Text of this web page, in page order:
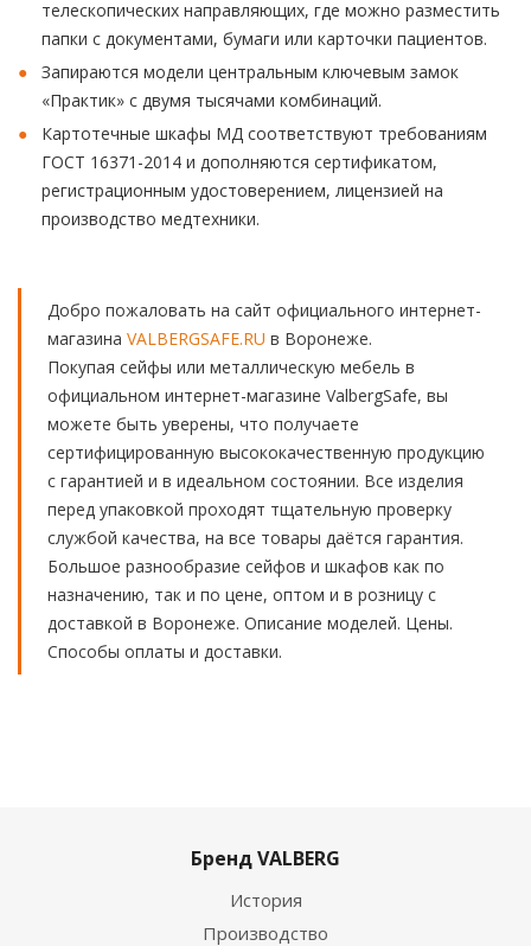
телескопических направляющих, где можно разместить
папки с документами, бумаги или карточки пациентов.
Запираются модели центральным ключевым замок
«Практик» с двумя тысячами комбинаций.
Картотечные шкафы МД соответствуют требованиям
ГОСТ 16371-2014 и дополняются сертификатом,
регистрационным удостоверением, лицензией на
производство медтехники.
Добро пожаловать на сайт официального интернет-
магазина VALBERGSAFE.RU в Воронеже.
Покупая сейфы или металлическую мебель в
официальном интернет-магазине ValbergSafe, вы
можете быть уверены, что получаете
сертифицированную высококачественную продукцию
с гарантией и в идеальном состоянии. Все изделия
перед упаковкой проходят тщательную проверку
службой качества, на все товары даётся гарантия.
Большое разнообразие сейфов и шкафов как по
назначению, так и по цене, оптом и в розницу с
доставкой в Воронеже. Описание моделей. Цены.
Способы оплаты и доставки.
Бренд VALBERG
История
Производство